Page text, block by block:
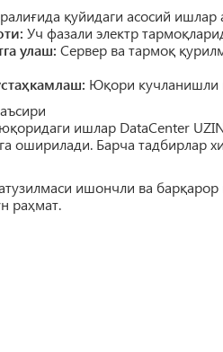
қуйидаги асосий
Уч фазали электр
улаш: Сервер ва тармоқ
Юқори кучланишли
ишлар DataCenter
оширилади. Барча тадбирлар
ишончли ва
раҳмат.